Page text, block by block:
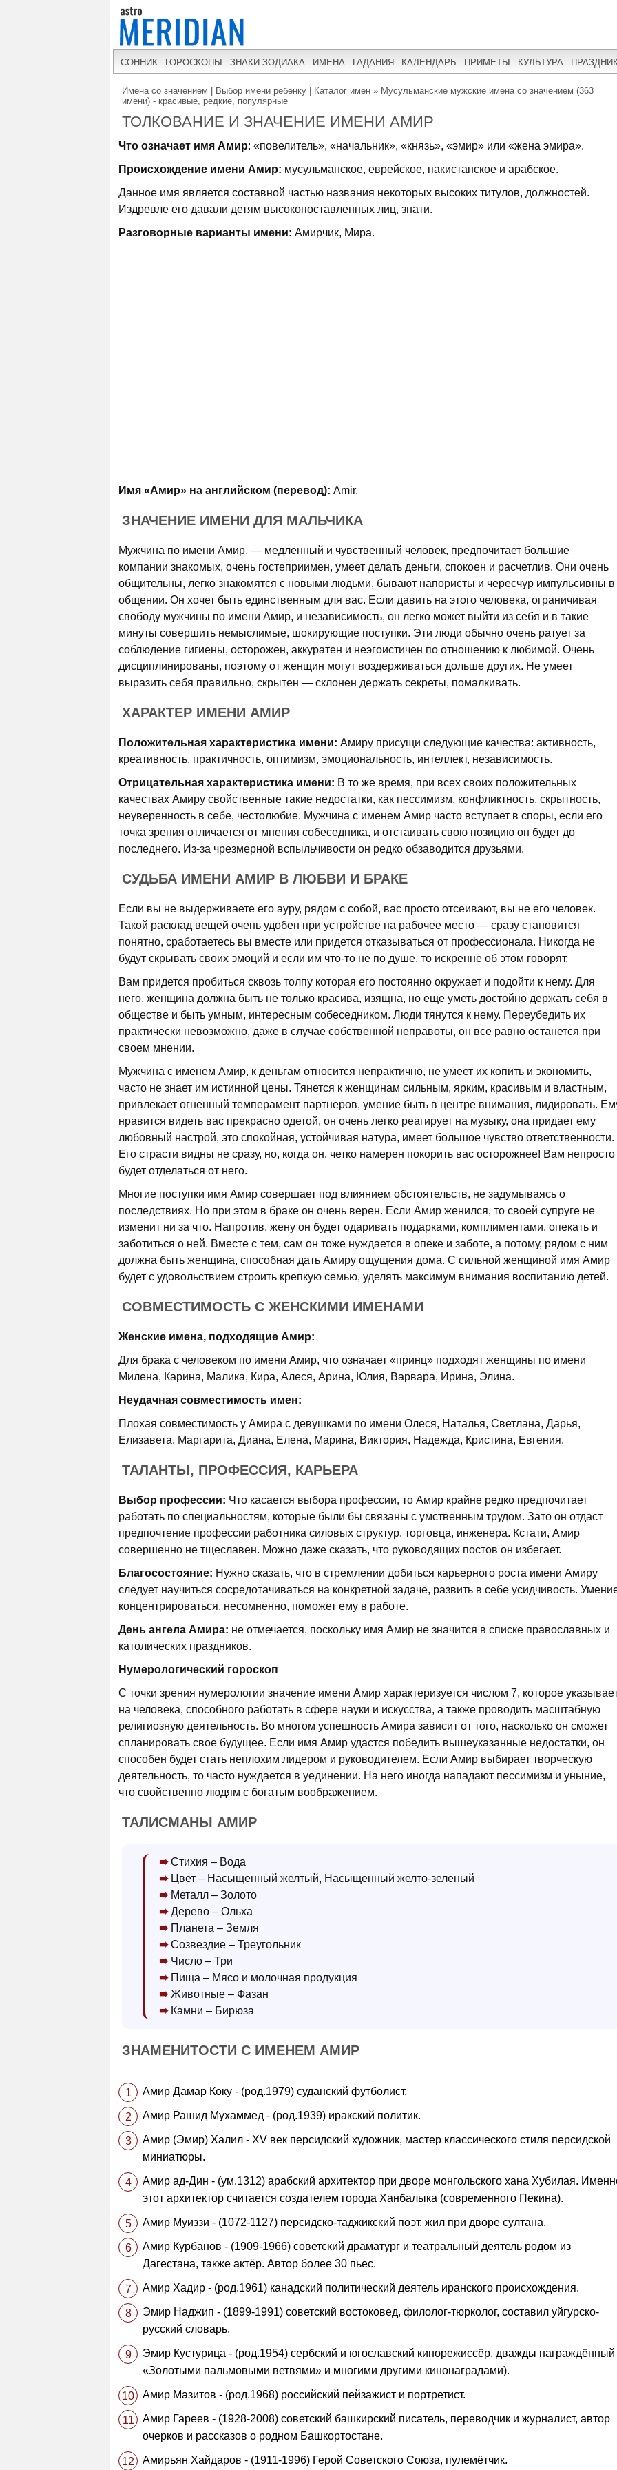
СОННИК ГОРОСКОПЫ ЗНАКИ ЗОДИАКА ИМЕНА ГАДАНИЯ КАЛЕНДАРЬ ПРИМЕТЫ КУЛЬТУРА
Имена со значением | Выбор имени ребенку | Каталог имен » Мусульманские мужские имена со значением (363
имени) - красивые, редкие, популярные
ТОЛКОВАНИЕ И ЗНАЧЕНИЕ ИМЕНИ АМИР
Что означает имя Амир: «повелитель», «начальник», «князь», «эмир» или «жена эмира».
Происхождение имени Амир: мусульманское, еврейское, пакистанское и арабское.
Данное имя является составной частью названия некоторых высоких титулов, должностей.
Издревле его давали детям высокопоставленных лиц, знати.
Разговорные варианты имени: Амирчик, Мира.
Имя «Амир» на английском (перевод): Amir.
ЗНАЧЕНИЕ ИМЕНИ ДЛЯ МАЛЬЧИКА
Мужчина по имени Амир, — медленный и чувственный человек, предпочитает большие
компании знакомых, очень гостеприимен, умеет делать деньги, спокоен и расчетлив. Они очень
общительны, легко знакомятся с новыми людьми, бывают напористы и чересчур импульсивны в
общении. Он хочет быть единственным для вас. Если давить на этого человека, ограничивая
свободу мужчины по имени Амир, и независимость, он легко может выйти из себя и в такие
минуты совершить немыслимые, шокирующие поступки. Эти люди обычно очень ратует за
соблюдение гигиены, осторожен, аккуратен и неэгоистичен по отношению к любимой. Очень
дисциплинированы, поэтому от женщин могут воздерживаться дольше других. Не умеет
выразить себя правильно, скрытен — склонен держать секреты, помалкивать.
ХАРАКТЕР ИМЕНИ АМИР
Положительная характеристика имени: Амиру присущи следующие качества: активность,
креативность, практичность, оптимизм, эмоциональность, интеллект, независимость.
Отрицательная характеристика имени: В то же время, при всех своих положительных
качествах Амиру свойственные такие недостатки, как пессимизм, конфликтность, скрытность,
неуверенность в себе, честолюбие. Мужчина с именем Амир часто вступает в споры, если его
точка зрения отличается от мнения собеседника, и отстаивать свою позицию он будет до
последнего. Из-за чрезмерной вспыльчивости он редко обзаводится друзьями.
СУДЬБА ИМЕНИ АМИР В ЛЮБВИ И БРАКЕ
Если вы не выдерживаете его ауру, рядом с собой, вас просто отсеивают, вы не его человек.
Такой расклад вещей очень удобен при устройстве на рабочее место — сразу становится
понятно, сработаетесь вы вместе или придется отказываться от профессионала. Никогда не
будут скрывать своих эмоций и если им что-то не по душе, то искренне об этом говорят.
Вам придется пробиться сквозь толпу которая его постоянно окружает и подойти к нему. Для
него, женщина должна быть не только красива, изящна, но еще уметь достойно держать себя в
обществе и быть умным, интересным собеседником. Люди тянутся к нему. Переубедить их
практически невозможно, даже в случае собственной неправоты, он все равно останется при
своем мнении.
Мужчина с именем Амир, к деньгам относится непрактично, не умеет их копить и экономить,
часто не знает им истинной цены. Тянется к женщинам сильным, ярким, красивым и властным,
привлекает огненный темперамент партнеров, умение быть в центре внимания, лидировать.
нравится видеть вас прекрасно одетой, он очень легко реагирует на музыку, она придает ему
любовный настрой, это спокойная, устойчивая натура, имеет большое чувство ответственности.
Его страсти видны не сразу, но, когда он, четко намерен покорить вас осторожнее! Вам непросто
будет отделаться от него.
Многие поступки имя Амир совершает под влиянием обстоятельств, не задумываясь о
последствиях. Но при этом в браке он очень верен. Если Амир женился, то своей супруге не
изменит ни за что. Напротив, жену он будет одаривать подарками, комплиментами, опекать и
заботиться о ней. Вместе с тем, сам он тоже нуждается в опеке и заботе, а потому, рядом с ним
должна быть женщина, способная дать Амиру ощущения дома. С сильной женщиной имя Амир
будет с удовольствием строить крепкую семью, уделять максимум внимания воспитанию детей.
СОВМЕСТИМОСТЬ С ЖЕНСКИМИ ИМЕНАМИ
Женские имена, подходящие Амир:
Для брака с человеком по имени Амир, что означает «принц» подходят женщины по имени
Милена, Карина, Малика, Кира, Алеся, Арина, Юлия, Варвара, Ирина, Элина.
Неудачная совместимость имен:
Плохая совместимость у Амира с девушками по имени Олеся, Наталья, Светлана, Дарья,
Елизавета, Маргарита, Диана, Елена, Марина, Виктория, Надежда, Кристина, Евгения.
ТАЛАНТЫ, ПРОФЕССИЯ, КАРЬЕРА
Выбор профессии: Что касается выбора профессии, то Амир крайне редко предпочитает
работать по специальностям, которые были бы связаны с умственным трудом. Зато он отдаст
предпочтение профессии работника силовых структур, торговца, инженера. Кстати, Амир
совершенно не тщеславен. Можно даже сказать, что руководящих постов он избегает.
Благосостояние: Нужно сказать, что в стремлении добиться карьерного роста имени Амиру
следует научиться сосредотачиваться на конкретной задаче, развить в себе усидчивость.
концентрироваться, несомненно, поможет ему в работе.
День ангела Амира: не отмечается, поскольку имя Амир не значится в списке православных и
католических праздников.
Нумерологический гороскоп
С точки зрения нумерологии значение имени Амир характеризуется числом 7, которое
на человека, способного работать в сфере науки и искусства, а также проводить масштабную
религиозную деятельность. Во многом успешность Амира зависит от того, насколько он сможет
спланировать свое будущее. Если имя Амир удастся победить вышеуказанные недостатки, он
способен будет стать неплохим лидером и руководителем. Если Амир выбирает творческую
деятельность, то часто нуждается в уединении. На него иногда нападают пессимизм и уныние,
что свойственно людям с богатым воображением.
ТАЛИСМАНЫ АМИР
Стихия – Вода
Цвет – Насыщенный желтый, Насыщенный желто-зеленый
Металл – Золото
Дерево – Ольха
Планета – Земля
Созвездие – Треугольник
Число – Три
Пища – Мясо и молочная продукция
Животные – Фазан
Камни – Бирюза
ЗНАМЕНИТОСТИ С ИМЕНЕМ АМИР
Амир Дамар Коку - (род.1979) суданский футболист.
Амир Рашид Мухаммед - (род.1939) иракский политик.
Амир (Эмир) Халил - XV век персидский художник, мастер классического стиля персидской
миниатюры.
Амир ад-Дин - (ум.1312) арабский архитектор при дворе монгольского хана Хубилая.
этот архитектор считается создателем города Ханбалыка (современного Пекина).
Амир Муиззи - (1072-1127) персидско-таджикский поэт, жил при дворе султана.
Амир Курбанов - (1909-1966) советский драматург и театральный деятель родом из
Дагестана, также актёр. Автор более 30 пьес.
Амир Хадир - (род.1961) канадский политический деятель иранского происхождения.
Эмир Наджип - (1899-1991) советский востоковед, филолог-тюрколог, составил уйгурско-
русский словарь.
Эмир Кустурица - (род.1954) сербский и югославский кинорежиссёр, дважды награждённый
«Золотыми пальмовыми ветвями» и многими другими кинонаградами).
Амир Мазитов - (род.1968) российский пейзажист и портретист.
Амир Гареев - (1928-2008) советский башкирский писатель, переводчик и журналист, автор
очерков и рассказов о родном Башкортостане.
Амирьян Хайдаров - (1911-1996) Герой Советского Союза, пулемётчик.